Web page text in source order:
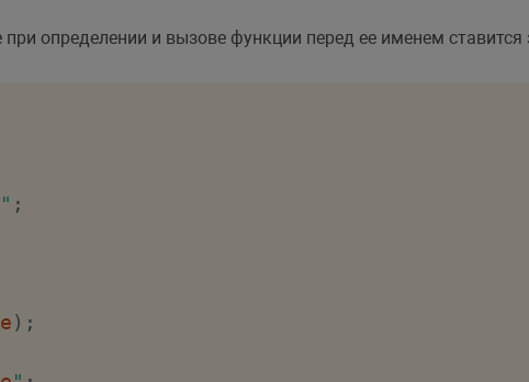
определении и вызове функции перед ее именем ставится
;
) ;